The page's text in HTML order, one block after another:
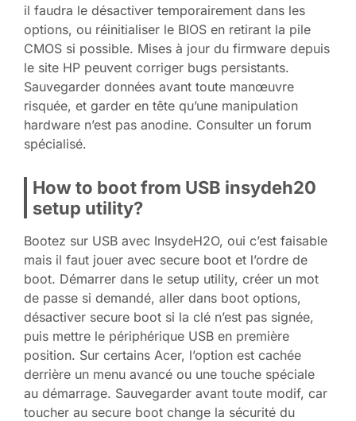
il faudra le désactiver temporairement dans les
options, ou réinitialiser le BIOS en retirant la pile
CMOS si possible. Mises à jour du firmware depuis
le site HP peuvent corriger bugs persistants.
Sauvegarder données avant toute manœuvre
risquée, et garder en tête qu’une manipulation
hardware n’est pas anodine. Consulter un forum
spécialisé.
How to boot from USB insydeh20
setup utility?
Bootez sur USB avec InsydeH2O, oui c’est faisable
mais il faut jouer avec secure boot et l’ordre de
boot. Démarrer dans le setup utility, créer un mot
de passe si demandé, aller dans boot options,
désactiver secure boot si la clé n’est pas signée,
puis mettre le périphérique USB en première
position. Sur certains Acer, l’option est cachée
derrière un menu avancé ou une touche spéciale
au démarrage. Sauvegarder avant toute modif, car
toucher au secure boot change la sécurité du